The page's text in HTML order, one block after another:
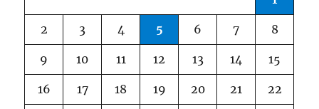
ン2 3 4 5 6 7 8
9 10 11 12 13 14 15
16 17 18 19 20 21 22